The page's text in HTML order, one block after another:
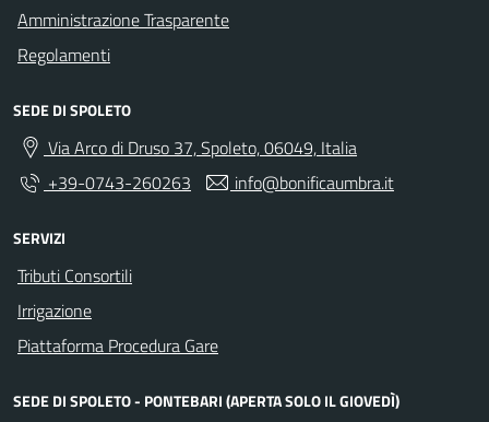
Amministrazione Trasparente
Regolamenti
SEDE DI SPOLETO
Via Arco di Druso 37, Spoleto, 06049, Italia
+39-0743-260263
info@bonificaumbra.it
SERVIZI
Tributi Consortili
Irrigazione
Piattaforma Procedura Gare
SEDE DI SPOLETO - PONTEBARI (APERTA SOLO IL GIOVEDÌ)